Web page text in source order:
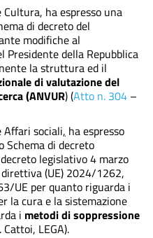
ha espresso una
di decreto del
modifiche al
Presidente della Repubblica
la struttura ed il
di valutazione del
(ANVUR) (Atto n. 304 –
Affari sociali, ha espresso
Schema di decreto
legislativo 4 marzo
(UE) 2024/1262,
UE per quanto riguarda i
la cura e la sistemazione
i metodi di soppressione
Cattoi, LEGA).